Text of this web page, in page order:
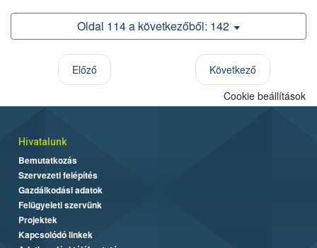
Oldal 114 a következőből: 142
Előző
Következő
Cookie beállítások
Hivatalunk
Bemutatkozás
Szervezeti felépítés
Gazdálkodási adatok
Felügyeleti szervünk
Projektek
Kapcsolódó linkek